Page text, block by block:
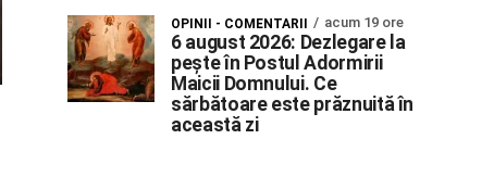
OPINII - COMENTARII acum 19 ore
6 august 2026: Dezlegare la
pește în Postul Adormirii
Maicii Domnului. Ce
sărbătoare este prăznuită în
această zi